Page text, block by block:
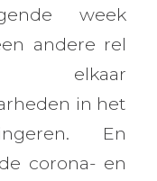
week
andere rel
elkaar
in het
En
corona- en